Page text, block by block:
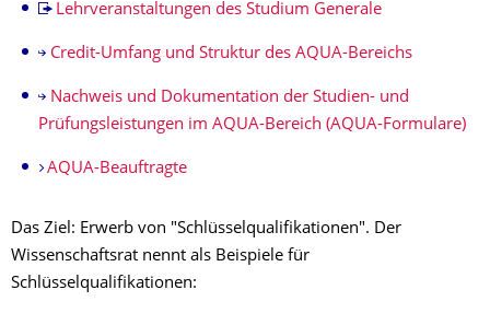
Lehrveranstaltungen des Studium Generale
Credit-Umfang und Struktur des AQUA-Bereichs
Nachweis und Dokumentation der Studien- und
Prüfungsleistungen im AQUA-Bereich (AQUA-Formulare)
AQUA-Beauftragte
Das Ziel: Erwerb von "Schlüsselqualifikationen". Der
Wissenschaftsrat nennt als Beispiele für
Schlüsselqualifikationen: